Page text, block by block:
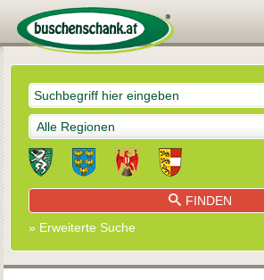
Alle Regionen
FINDEN
» Erweiterte Suche